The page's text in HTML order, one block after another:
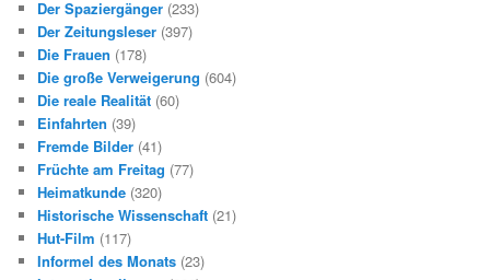
Der Spaziergänger (233)
Der Zeitungsleser (397)
Die Frauen (178)
Die große Verweigerung (604)
Die reale Realität (60)
Einfahrten (39)
Fremde Bilder (41)
Früchte am Freitag (77)
Heimatkunde (320)
Historische Wissenschaft (21)
Hut-Film (117)
Informel des Monats (23)